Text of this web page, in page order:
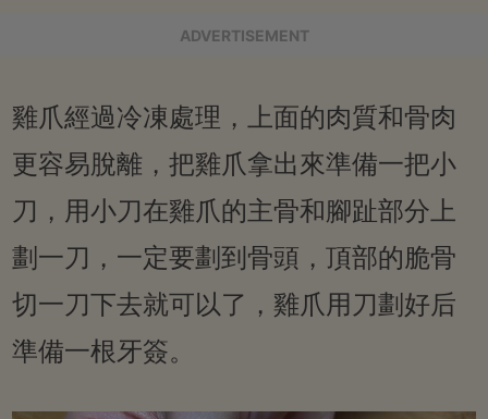
ADVERTISEMENT
雞爪經過冷凍處理，上面的肉質和骨肉
更容易脫離，把雞爪拿出來準備一把小
刀，用小刀在雞爪的主骨和腳趾部分上
劃一刀，一定要劃到骨頭，頂部的脆骨
切一刀下去就可以了，雞爪用刀劃好后
準備一根牙簽。